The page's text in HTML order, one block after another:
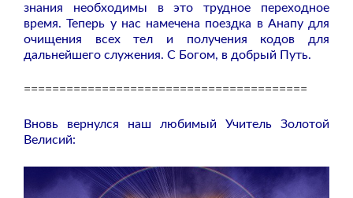
знания необходимы в это трудное переходное
время. Теперь у нас намечена поездка в Анапу для
очищения всех тел и получения кодов для
дальнейшего служения. С Богом, в добрый Путь.
========================================
Вновь вернулся наш любимый Учитель Золотой
Велисий: